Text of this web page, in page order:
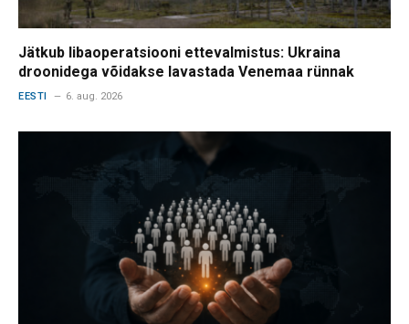
Jätkub libaoperatsiooni ettevalmistus: Ukraina
droonidega võidakse lavastada Venemaa rünnak
EESTI 6. aug. 2026